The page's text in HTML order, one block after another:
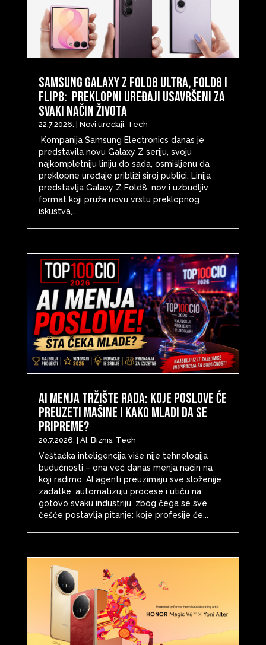
Samsung Galaxy Z Fold8 Ultra, Fold8 i
Flip8: Preklopni uređaji usavršeni za
svaki način života
22.7.2026. Novi uređaji, Tech
Kompanija Samsung Electronics danas je
predstavila novu Galaxy Z seriju, svoju
najkompletniju liniju do sada, osmišljenu da
preklopne uređaje približi široj publici. Linija
predstavlja Galaxy Z Fold8, nov i uzbudljiv
format koji pruža novu vrstu preklopnog
iskustva,...
AI menja tržište rada: Koje poslove će
preuzeti mašine i kako mladi da se
pripreme?
20.7.2026. AI Biznis, Tech
Veštačka inteligencija više nije tehnologija
budućnosti – ona već danas menja način na
koji radimo. AI agenti preuzimaju sve složenije
zadatke, automatizuju procese i utiču na
gotovo svaku industriju, zbog čega se sve
češće postavlja pitanje: koje profesije će...